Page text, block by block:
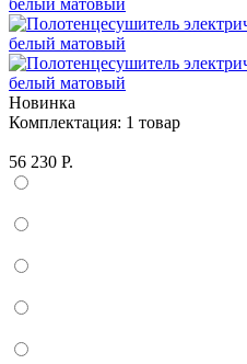
Новинка
Комплектация: 1 товар
56 230 Р.